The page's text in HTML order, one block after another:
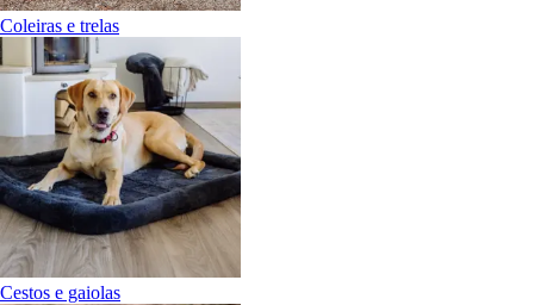
Coleiras e trelas
Cestos e gaiolas